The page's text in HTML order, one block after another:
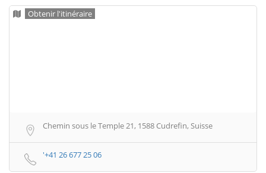
Obtenir l'itinéraire
Chemin sous le Temple 21, 1588 Cudrefin, Suisse
'+41 26 677 25 06